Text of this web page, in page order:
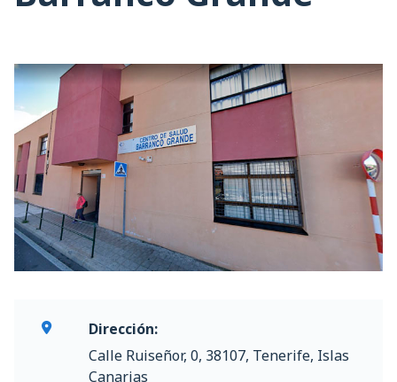
Dirección:
Calle Ruiseñor, 0, 38107, Tenerife, Islas
Canarias